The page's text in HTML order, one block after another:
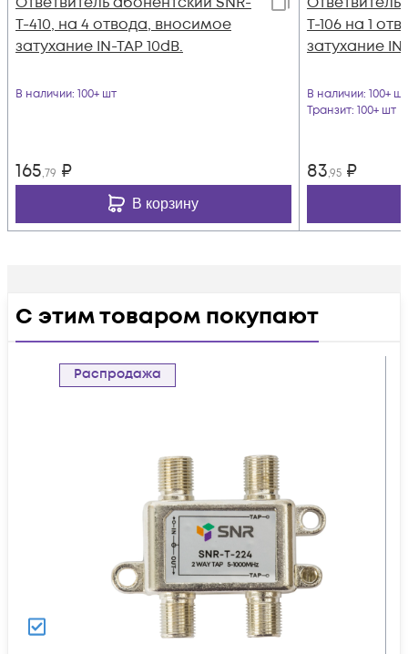
T-410, на 4 отвода, вносимое
затухание IN-TAP 10dB.
В наличии: 100+ шт
165,79 ₽
В корзину
T-106 на 1
затухание
В наличии: 100+ шт
Транзит: 100+ шт
83,95 ₽
С этим товаром покупают
Распродажа